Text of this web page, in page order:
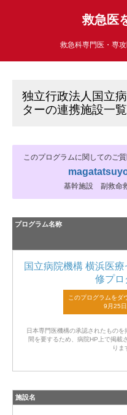
救急医
救急科専門医・専
独立行政法人国立
ターの連携施設一覧
このプログラムに関してのご
基幹施設 副救命
プログラム名称
国立病院機構 横浜医
修プロ
日本専門医機構の承認されたものを
間を要するため、病院HP上で掲載
りま
施設名